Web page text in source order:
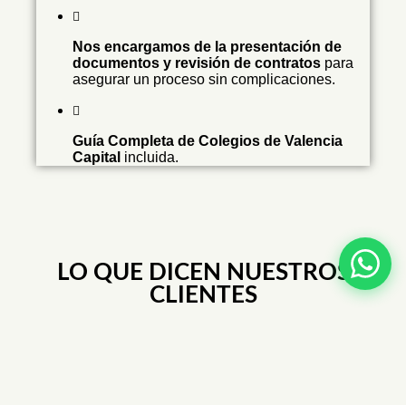
Nos encargamos de la presentación de
documentos y revisión de contratos para
asegurar un proceso sin complicaciones.
Guía Completa de Colegios de Valencia
Capital incluida.
LO QUE DICEN NUESTROS
CLIENTES